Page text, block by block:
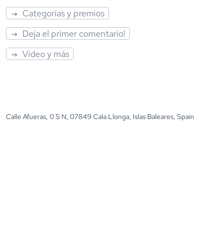
Categorías y premios
Deja el primer comentario!
Video y más
Calle Afueras, 0 S N, 07849 Cala Llonga, Islas Baleares, Spain